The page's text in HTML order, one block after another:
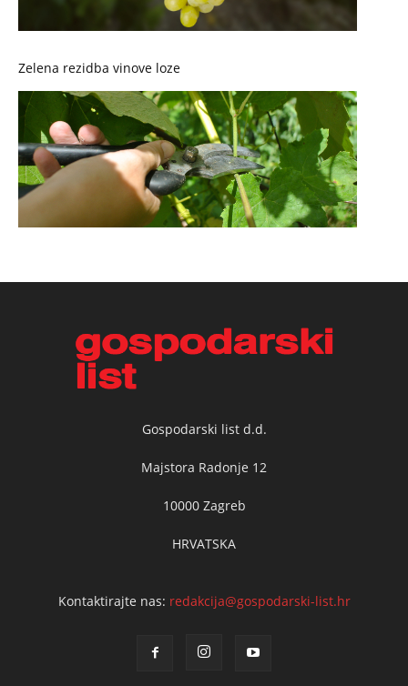
Zelena rezidba vinove loze
Gospodarski list d.d.
Majstora Radonje 12
10000 Zagreb
HRVATSKA
Kontaktirajte nas: redakcija@gospodarski-list.hr